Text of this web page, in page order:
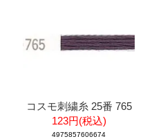
コスモ刺繍糸 25番 765
123円(税込)
4975857606674